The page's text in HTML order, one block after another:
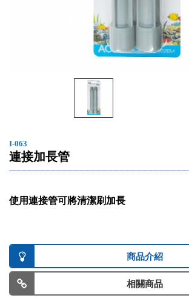
I-063
連接加長管
使用連接管可將清潔刷加長
商品介紹
相關商品